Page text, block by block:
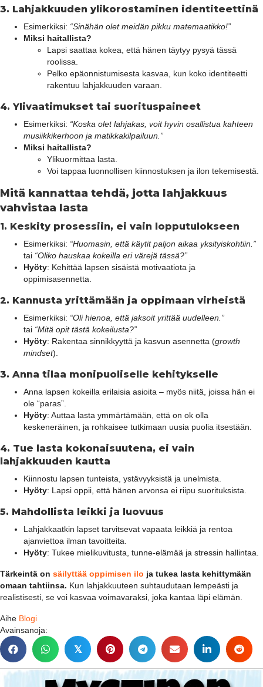
3. Lahjakkuuden ylikorostaminen identiteettinä
Esimerkiksi: “Sinähän olet meidän pikku matemaatikko!”
Miksi haitallista?
Lapsi saattaa kokea, että hänen täytyy pysyä tässä
roolissa.
Pelko epäonnistumisesta kasvaa, kun koko identiteetti
rakentuu lahjakkuuden varaan.
4. Ylivaatimukset tai suorituspaineet
Esimerkiksi: “Koska olet lahjakas, voit hyvin osallistua kahteen
musiikkikerhoon ja matikkakilpailuun.”
Miksi haitallista?
Ylikuormittaa lasta.
Voi tappaa luonnollisen kiinnostuksen ja ilon tekemisestä.
Mitä kannattaa tehdä, jotta lahjakkuus
vahvistaa lasta
1. Keskity prosessiin, ei vain lopputulokseen
Esimerkiksi: “Huomasin, että käytit paljon aikaa yksityiskohtiin.”
tai “Oliko hauskaa kokeilla eri värejä tässä?”
Hyöty: Kehittää lapsen sisäistä motivaatiota ja
oppimisasennetta.
2. Kannusta yrittämään ja oppimaan virheistä
Esimerkiksi: “Oli hienoa, että jaksoit yrittää uudelleen.”
tai “Mitä opit tästä kokeilusta?”
Hyöty: Rakentaa sinnikkyyttä ja kasvun asennetta (growth
mindset).
3. Anna tilaa monipuoliselle kehitykselle
Anna lapsen kokeilla erilaisia asioita – myös niitä, joissa hän ei
ole “paras”.
Hyöty: Auttaa lasta ymmärtämään, että on ok olla
keskeneräinen, ja rohkaisee tutkimaan uusia puolia itsestään.
4. Tue lasta kokonaisuutena, ei vain
lahjakkuuden kautta
Kiinnostu lapsen tunteista, ystävyyksistä ja unelmista.
Hyöty: Lapsi oppii, että hänen arvonsa ei riipu suorituksista.
5. Mahdollista leikki ja luovuus
Lahjakkaatkin lapset tarvitsevat vapaata leikkiä ja rentoa
ajanviettoa ilman tavoitteita.
Hyöty: Tukee mielikuvitusta, tunne-elämää ja stressin hallintaa.
Tärkeintä on säilyttää oppimisen ilo ja tukea lasta kehittymään
omaan tahtiinsa. Kun lahjakkuuteen suhtaudutaan lempeästi ja
realistisesti, se voi kasvaa voimavaraksi, joka kantaa läpi elämän.
Aihe Blogi
Avainsanoja:
𝕏